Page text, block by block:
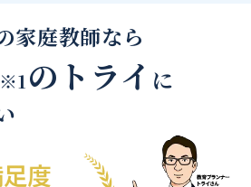
家庭教師なら
※1のトライ に